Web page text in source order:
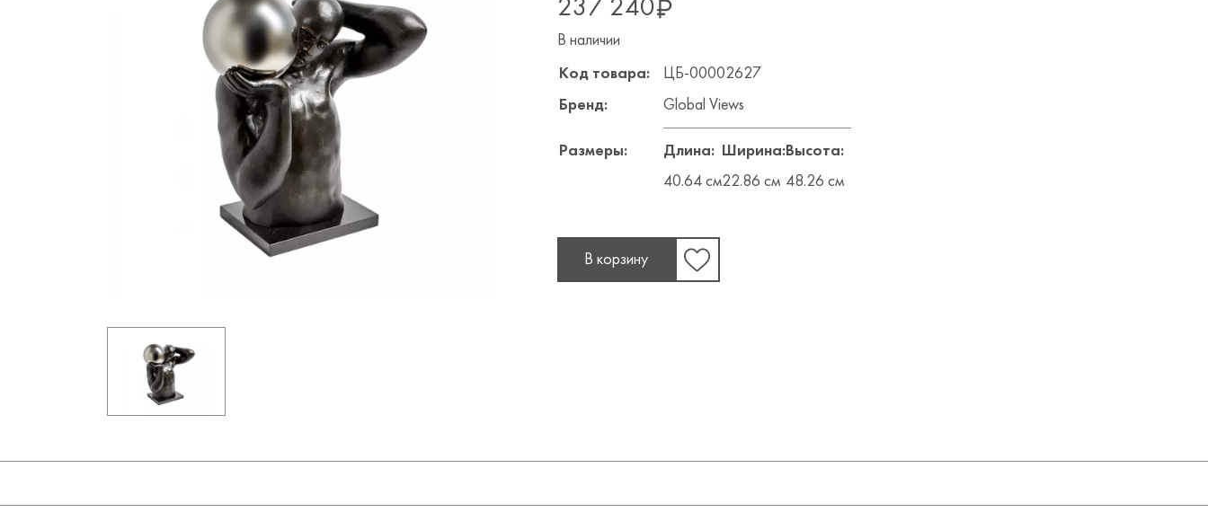
237 240
В наличии
Код товара: ЦБ-00002627
Бренд: Global Views
Размеры:
Длина:
40.64 см
Ширина:
22.86 см
Высота:
48.26 см
В корзину